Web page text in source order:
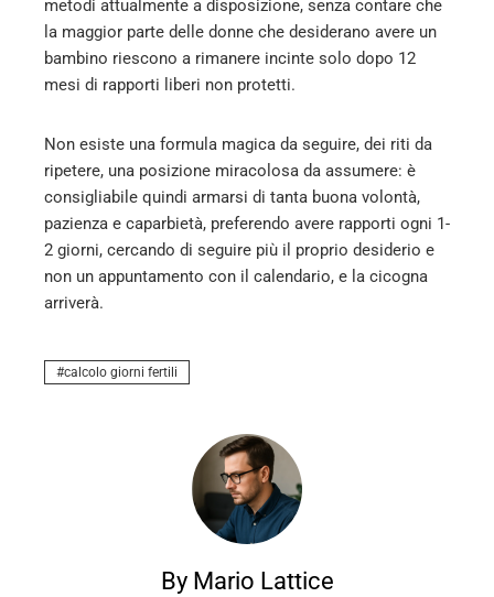
metodi attualmente a disposizione, senza contare che
la maggior parte delle donne che desiderano avere un
bambino riescono a rimanere incinte solo dopo 12
mesi di rapporti liberi non protetti.
Non esiste una formula magica da seguire, dei riti da
ripetere, una posizione miracolosa da assumere: è
consigliabile quindi armarsi di tanta buona volontà,
pazienza e caparbietà, preferendo avere rapporti ogni 1-
2 giorni, cercando di seguire più il proprio desiderio e
non un appuntamento con il calendario, e la cicogna
arriverà.
calcolo giorni fertili
By Mario Lattice